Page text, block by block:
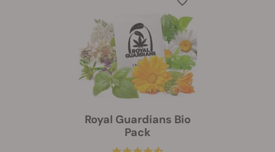
Royal Guardians Bio
Pack